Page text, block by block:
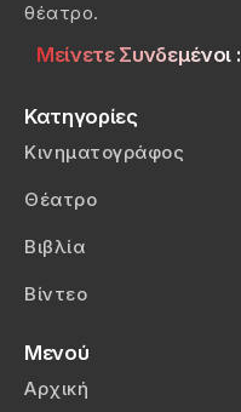
θέατρο.
Μείνετε Συνδεμένοι :
Κατηγορίες
Κινηματογράφος
Θέατρο
Βιβλία
Βίντεο
Μενού
Αρχική